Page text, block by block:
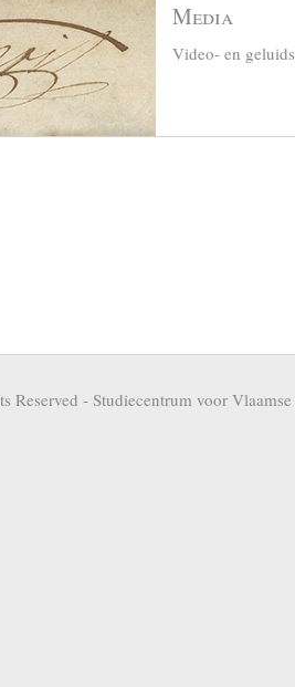
Media
Video- en
Reserved - Studiecentrum voor